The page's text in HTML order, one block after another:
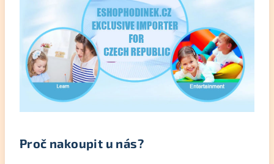
Proč nakoupit u nás?